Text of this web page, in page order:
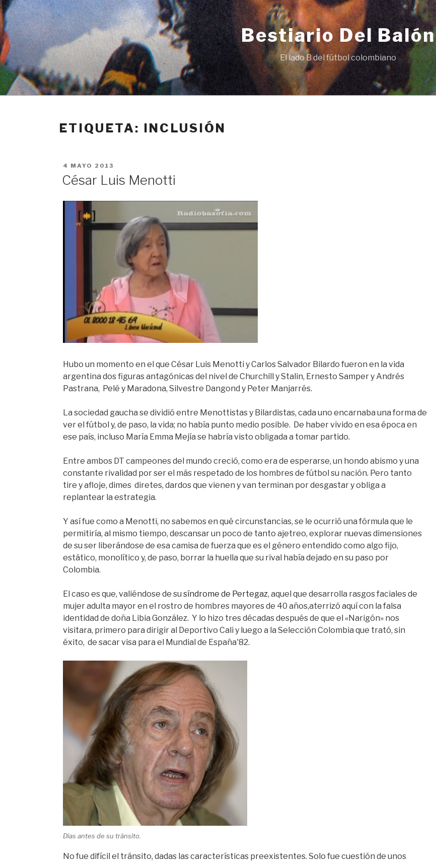
Ir
al
contenido
Bestiario Del Balón
El lado B del fútbol colombiano
ETIQUETA: INCLUSIÓN
PUBLICADO
EN
4 MAYO 2013
César Luis Menotti
Hubo un momento en el que César Luis Menotti y Carlos Salvador Bilardo fueron en la vida
argentina dos figuras antagónicas del nivel de Churchill y Stalin, Ernesto Samper y Andrés
Pastrana, Pelé y Maradona, Silvestre Dangond y Peter Manjarrés.
La sociedad gaucha se dividió entre Menottistas y Bilardistas, cada uno encarnaba una forma de
ver el fútbol y, de paso, la vida; no había punto medio posible. De haber vivido en esa época en
ese país, incluso María Emma Mejía se habría visto obligada a tomar partido.
Entre ambos DT campeones del mundo creció, como era de esperarse, un hondo abismo y una
constante rivalidad por ser el más respetado de los hombres de fútbol su nación. Pero tanto
tire y afloje, dimes diretes, dardos que vienen y van terminan por desgastar y obliga a
replantear la estrategia.
Y así fue como a Menotti, no sabemos en qué circunstancias, se le ocurrió una fórmula que le
permitiría, al mismo tiempo, descansar un poco de tanto ajetreo, explorar nuevas dimensiones
de su ser liberándose de esa camisa de fuerza que es el género entendido como algo fijo,
estático, monolítico y, de paso, borrar la huella que su rival había dejado en su paso por
Colombia.
El caso es que, valiéndose de susíndrome de Pertegaz, aquel que desarrolla rasgos faciales de
mujer adulta mayor en el rostro de hombres mayores de 40 años,aterrizó aquí con la falsa
identidad de doña Libia González. Y lo hizo tres décadas después de que el «Narigón» nos
visitara, primero para dirigir al Deportivo Cali y luego a la Selección Colombia que trató, sin
éxito, de sacar visa para el Mundial de España'82.
Días antes de su tránsito.
No fue difícil el tránsito, dadas las características preexistentes. Solo fue cuestión de unos